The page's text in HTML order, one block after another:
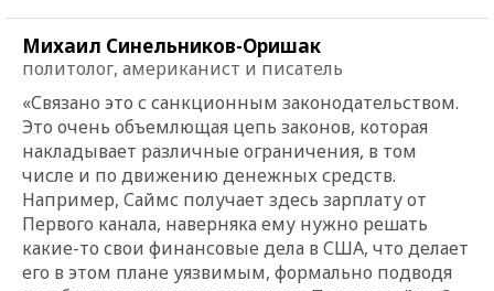
Михаил Синельников-Оришак
политолог, американист и писатель
«Связано это с санкционным законодательством.
Это очень объемлющая цепь законов, которая
накладывает различные ограничения, в том
числе и по движению денежных средств.
Например, Саймс получает здесь зарплату от
Первого канала, наверняка ему нужно решать
какие-то свои финансовые дела в США, что делает
его в этом плане уязвимым, формально подводя